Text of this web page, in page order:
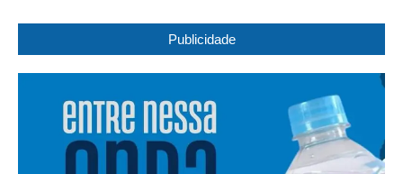
Publicidade